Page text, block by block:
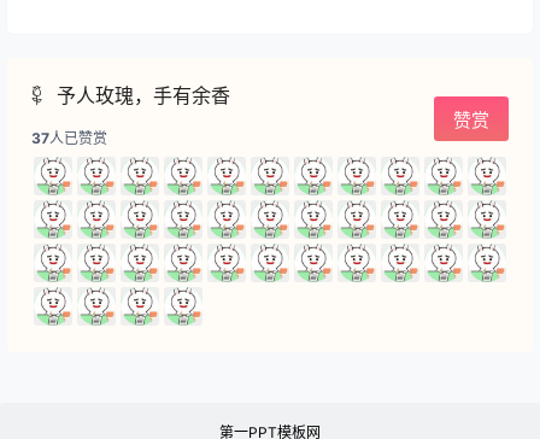
予人玫瑰，手有余香
赞赏
37人已赞赏
第一PPT模板网